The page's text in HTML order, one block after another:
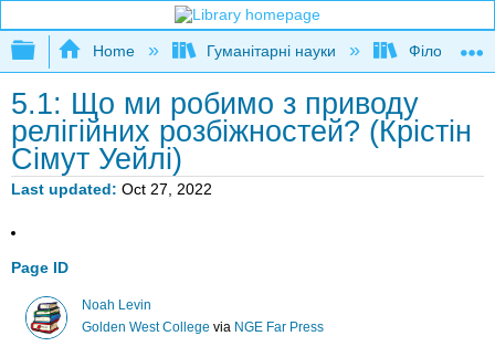
Expand/collapse global hierarchy
Home Гуманітарні науки Філософія
5.1: Що ми робимо з приводу
релігійних розбіжностей? (Крістін
Сімут Уейлі)
Last updated Oct 27, 2022
Page ID
Noah Levin
Golden West College via NGE Far Press